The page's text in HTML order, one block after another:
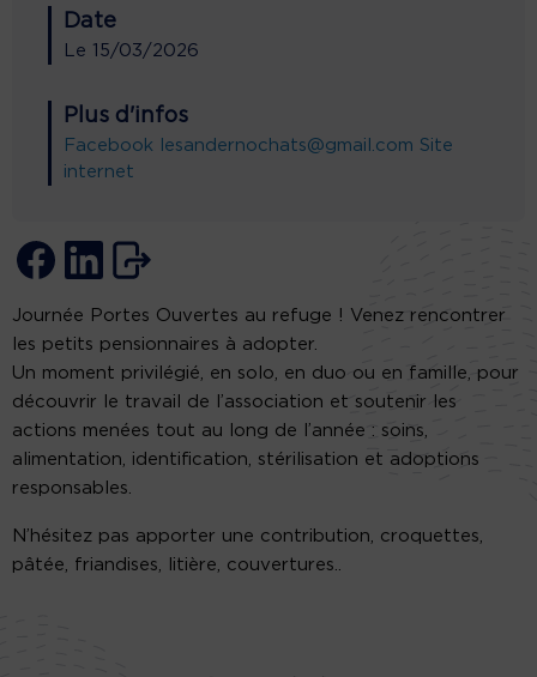
Date
Le 15/03/2026
Plus d'infos
Facebook lesandernochats@gmail.com Site
internet
Journée Portes Ouvertes au refuge ! Venez rencontrer
les petits pensionnaires à adopter.
Un moment privilégié, en solo, en duo ou en famille, pour
découvrir le travail de l’association et soutenir les
actions menées tout au long de l’année : soins,
alimentation, identification, stérilisation et adoptions
responsables.
N’hésitez pas apporter une contribution, croquettes,
pâtée, friandises, litière, couvertures..